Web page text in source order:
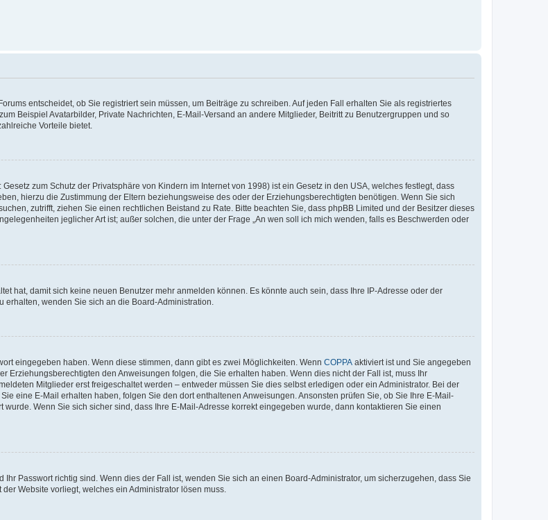
entscheidet, ob Sie registriert sein müssen, um Beiträge zu schreiben. Auf jeden Fall erhalten Sie als registriertes
Beispiel Avatarbilder, Private Nachrichten, E-Mail-Versand an andere Mitglieder, Beitritt zu Benutzergruppen und so
Vorteile bietet.
zum Schutz der Privatsphäre von Kindern im Internet von 1998) ist ein Gesetz in den USA, welches festlegt, dass
hierzu die Zustimmung der Eltern beziehungsweise des oder der Erziehungsberechtigten benötigen. Wenn Sie sich
zutrifft, ziehen Sie einen rechtlichen Beistand zu Rate. Bitte beachten Sie, dass phpBB Limited und der Besitzer dieses
jeglicher Art ist; außer solchen, die unter der Frage „An wen soll ich mich wenden, falls es Beschwerden oder
hat, damit sich keine neuen Benutzer mehr anmelden können. Es könnte auch sein, dass Ihre IP-Adresse oder der
wenden Sie sich an die Board-Administration.
eingegeben haben. Wenn diese stimmen, dann gibt es zwei Möglichkeiten. Wenn COPPA aktiviert ist und Sie angegeben
Erziehungsberechtigten den Anweisungen folgen, die Sie erhalten haben. Wenn dies nicht der Fall ist, muss Ihr
Mitglieder erst freigeschaltet werden – entweder müssen Sie dies selbst erledigen oder ein Administrator. Bei der
eine E-Mail erhalten haben, folgen Sie den dort enthaltenen Anweisungen. Ansonsten prüfen Sie, ob Sie Ihre E-Mail-
Wenn Sie sich sicher sind, dass Ihre E-Mail-Adresse korrekt eingegeben wurde, dann kontaktieren Sie einen
Passwort richtig sind. Wenn dies der Fall ist, wenden Sie sich an einen Board-Administrator, um sicherzugehen, dass Sie
Website vorliegt, welches ein Administrator lösen muss.